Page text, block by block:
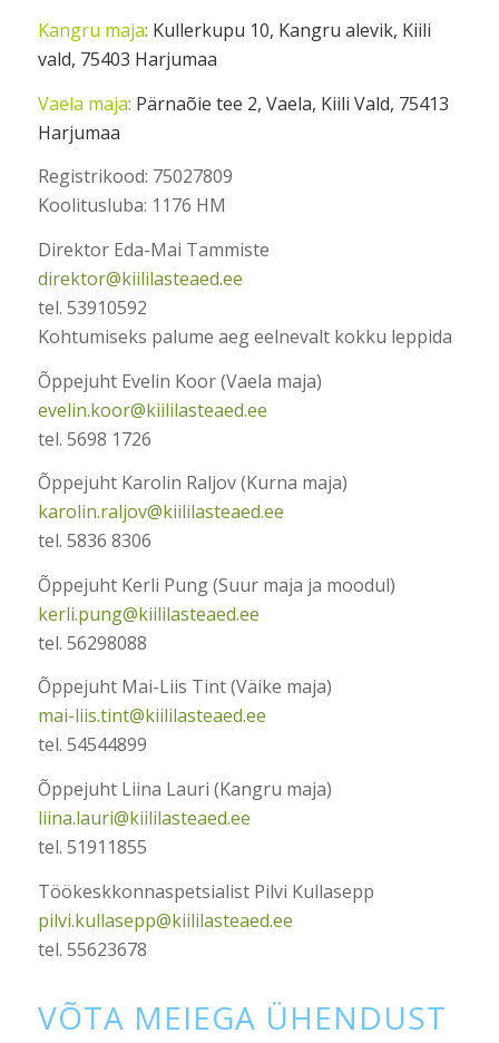
Kangru maja: Kullerkupu 10, Kangru alevik, Kiili
vald, 75403 Harjumaa
Vaela maja: Pärnaõie tee 2, Vaela, Kiili Vald, 75413
Harjumaa
Registrikood: 75027809
Koolitusluba: 1176 HM
Direktor Eda-Mai Tammiste
direktor@kiililasteaed.ee
tel. 53910592
Kohtumiseks palume aeg eelnevalt kokku leppida
Õppejuht Evelin Koor (Vaela maja)
evelin.koor@kiililasteaed.ee
tel. 5698 1726
Õppejuht Karolin Raljov (Kurna maja)
karolin.raljov@kiililasteaed.ee
tel. 5836 8306
Õppejuht Kerli Pung (Suur maja ja moodul)
kerli.pung@kiililasteaed.ee
tel. 56298088
Õppejuht Mai-Liis Tint (Väike maja)
mai-liis.tint@kiililasteaed.ee
tel. 54544899
Õppejuht Liina Lauri (Kangru maja)
liina.lauri@kiililasteaed.ee
tel. 51911855
Töökeskkonnaspetsialist Pilvi Kullasepp
pilvi.kullasepp@kiililasteaed.ee
tel. 55623678
VÕTA MEIEGA ÜHENDUST